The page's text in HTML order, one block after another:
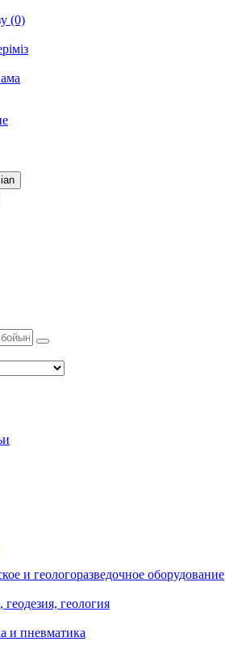
(0)
и геологоразведочное оборудование
геодезия, геология
и пневматика